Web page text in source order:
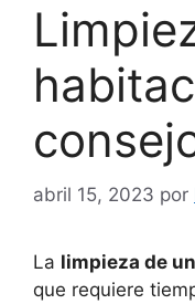
abril 15, 2023 por
La limpieza de
que requiere